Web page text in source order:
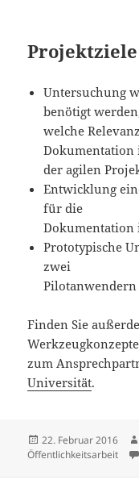
Projektziele
Untersuchung
benötigt
welche
Dokumentation
der agilen
Entwicklung
für die
Dokumentation
Prototypische
zwei
Pilotanwendern
Finden Sie
zum
Universität.
Veröffentlicht
am
22. Februar 2016
Öffentlichkeitsarbeit